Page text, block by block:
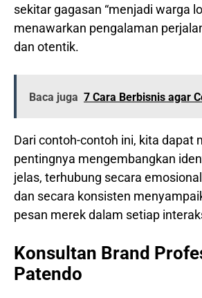
sekitar gagasan “menjadi warga
menawarkan pengalaman
dan otentik.
Baca juga 7 Cara Berbisnis agar
Dari contoh-contoh ini, kita dapat
pentingnya mengembangkan
jelas, terhubung secara
dan secara konsisten
pesan merek dalam setiap
Konsultan Brand
Patendo